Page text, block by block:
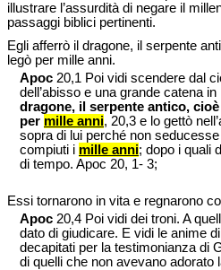
illustrare l’assurdità di negare il
passaggi biblici pertinenti.
Egli afferrò il dragone, il serpente
legò per mille anni.
Apoc 20,1 Poi vidi scendere dal
dell’abisso e una grande catena
dragone, il serpente antico,
per mille anni, 20,3 e lo gettò
sopra di lui perché non
compiuti i mille anni; dopo i quali
di tempo. Apoc 20, 1- 3;
Essi tornarono in vita e regnarono
Apoc 20,4 Poi vidi dei troni. A
dato di giudicare. E vidi le anime
decapitati per la testimonianza di
di quelli che non avevano adorato